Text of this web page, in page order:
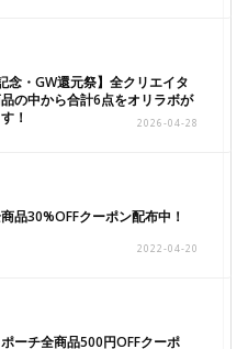
念・GW還元祭】全クリエイタ
の中から合計6点をオリラボが
！
2026-04-28
品30%OFFクーポン配布中！
2022-04-20
ーチ全商品500円OFFクーポ